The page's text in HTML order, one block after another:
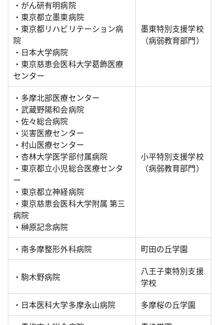
・がん研有明病院
・東京都立墨東病院
・東京都リハビリテーション病
院
・日本大学病院
・東京慈恵会医科大学葛飾医療
センター
墨東特別支援学校
（病弱教育部門）
・多摩北部医療センター
・武蔵野陽和会病院
・佐々総合病院
・災害医療センター
・村山医療センター
・杏林大学医学部付属病院
・東京都立小児総合医療センタ
ー
・東京都立神経病院
・東京慈恵会医科大学附属 第三
病院
・榊原記念病院
小平特別支援学校
（病弱教育部門）
・南多摩整形外科病院 町田の丘学園
・駒木野病院
八王子東特別支援
学校
・日本医科大学多摩永山病院
多摩桜の丘学園